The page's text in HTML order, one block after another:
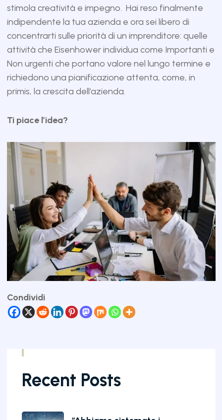
stimola creatività e impegno. Hai reso finalmente
indipendente la tua azienda e ora sei libero di
concentrarti sulle priorità di un imprenditore: quelle
attività che Eisenhower individua come Importanti e
Non urgenti che portano valore nel lungo termine e
richiedono una pianificazione attenta, come, in
primis, la crescita dell’azienda.
Ti piace l’idea?
Condividi
Recent Posts